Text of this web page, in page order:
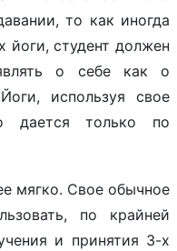
то как иногда
йоги, студент должен
о себе как о
используя свое
дается только по
мягко. Свое обычное
по крайней
и принятия 3-х